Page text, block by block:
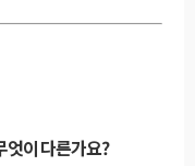
엇이 다른가요?